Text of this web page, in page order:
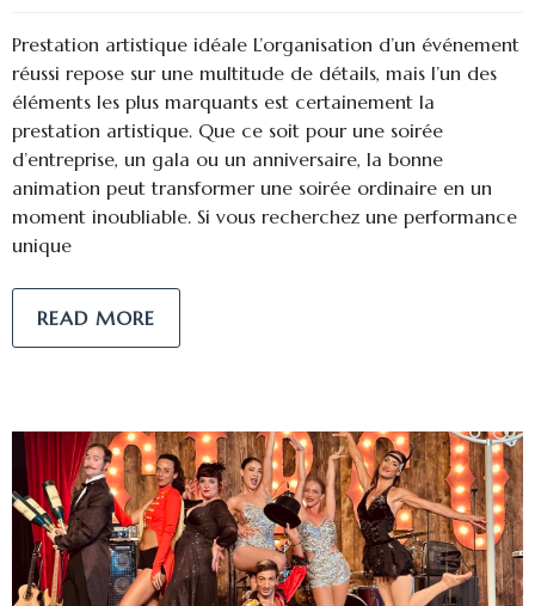
Prestation artistique idéale L’organisation d’un événement
réussi repose sur une multitude de détails, mais l’un des
éléments les plus marquants est certainement la
prestation artistique. Que ce soit pour une soirée
d’entreprise, un gala ou un anniversaire, la bonne
animation peut transformer une soirée ordinaire en un
moment inoubliable. Si vous recherchez une performance
unique
READ MORE